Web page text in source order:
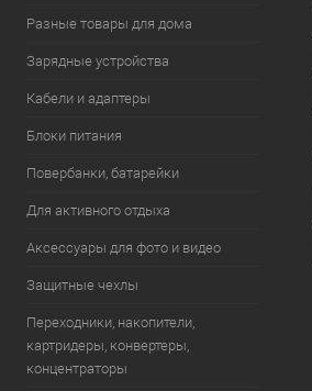
Разные товары для дома
Зарядные устройства
Кабели и адаптеры
Блоки питания
Повербанки, батарейки
Для активного отдыха
Аксессуары для фото и видео
Защитные чехлы
Переходники, накопители,
картридеры, конвертеры,
концентраторы